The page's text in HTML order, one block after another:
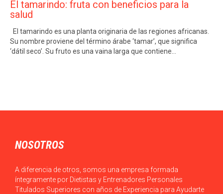
El tamarindo: fruta con beneficios para la
salud
El tamarindo es una planta originaria de las regiones africanas.
Su nombre proviene del término árabe ‘tamar’, que significa
‘dátil seco’. Su fruto es una vaina larga que contiene…
NOSOTROS
A diferencia de otros, somos una empresa formada
íntegramente por Dietistas y Entrenadores Personales
Titulados Superiores con años de Experiencia para Ayudarte